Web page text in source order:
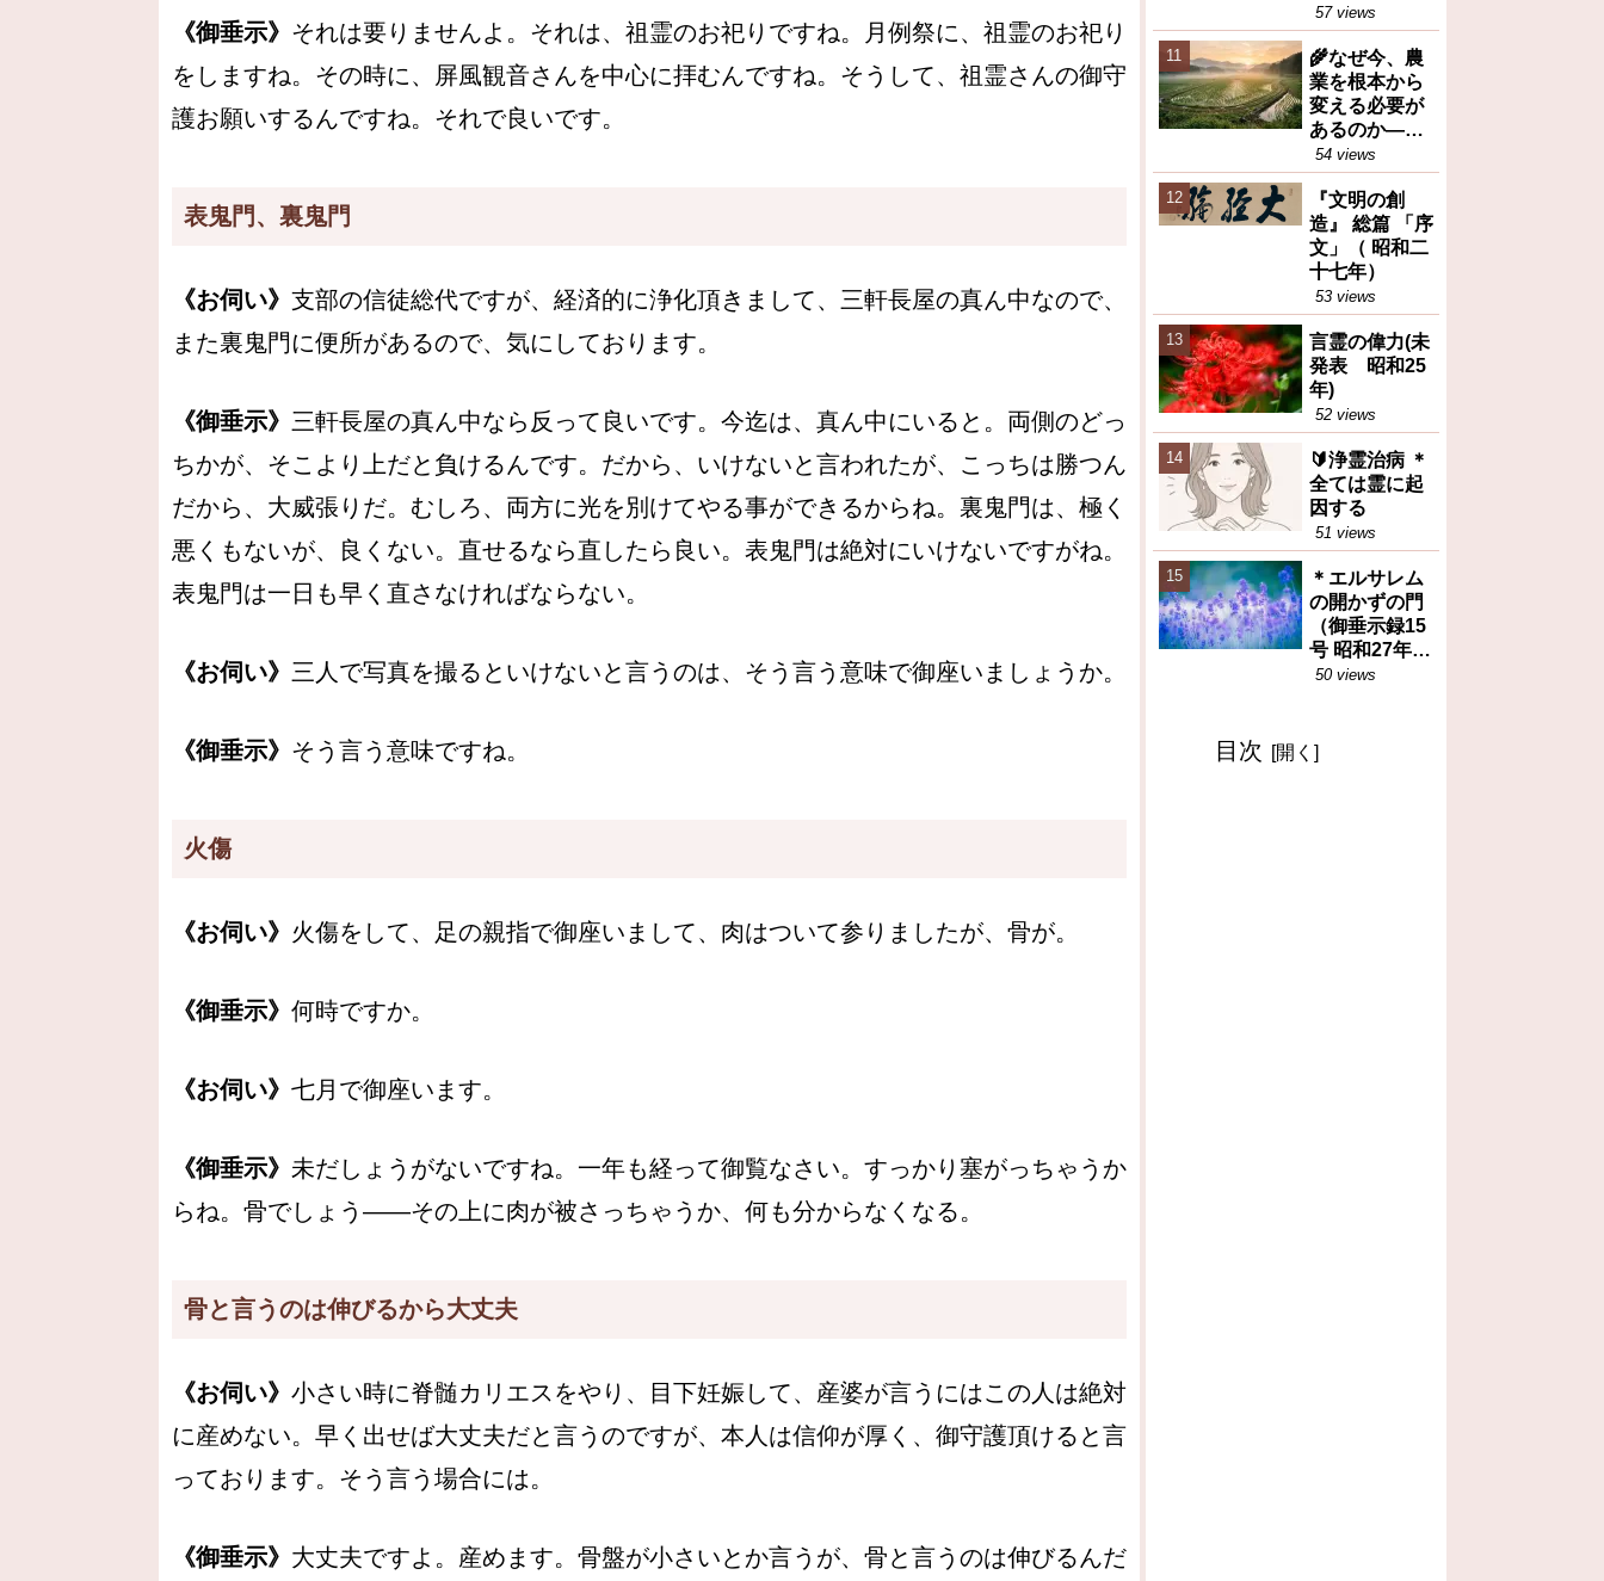
《御垂示》 それは要りませんよ。それは、祖霊のお祀りですね。月例祭に、祖霊のお祀り
をしますね。その時に、屏風観音さんを中心に拝むんですね。そうして、祖霊さんの御守
護お願いするんですね。それで良いです。
表鬼門、裏鬼門
《お伺い》 支部の信徒総代ですが、経済的に浄化頂きまして、三軒長屋の真ん中なので、
また裏鬼門に便所があるので、気にしております。
《御垂示》 三軒長屋の真ん中なら反って良いです。今迄は、真ん中にいると。両側のどっ
ちかが、そこより上だと負けるんです。だから、いけないと言われたが、こっちは勝つん
だから、大威張りだ。むしろ、両方に光を別けてやる事ができるからね。裏鬼門は、極く
悪くもないが、良くない。直せるなら直したら良い。表鬼門は絶対にいけないですがね。
表鬼門は一日も早く直さなければならない。
《お伺い》 三人で写真を撮るといけないと言うのは、そう言う意味で御座いましょうか。
《御垂示》 そう言う意味ですね。
火傷
《お伺い》 火傷をして、足の親指で御座いまして、肉はついて参りましたが、骨が。
《御垂示》 何時ですか。
《お伺い》 七月で御座います。
《御垂示》 未だしょうがないですね。一年も経って御覧なさい。すっかり塞がっちゃうか
らね。骨でしょう――その上に肉が被さっちゃうか、何も分からなくなる。
骨と言うのは伸びるから大丈夫
《お伺い》 小さい時に脊髄カリエスをやり、目下妊娠して、産婆が言うにはこの人は絶対
に産めない。早く出せば大丈夫だと言うのですが、本人は信仰が厚く、御守護頂けると言
っております。そう言う場合には。
《御垂示》 大丈夫ですよ。産めます。骨盤が小さいとか言うが、骨と言うのは伸びるんだ
国31号 昭和26
年12月25日）
57 views
🌾なぜ今、農
業を根本から
変える必要が
あるのか――
岡田茂吉が訴
えた食糧問題
の本質（トピ
ックス）
54 views
『文明の創
造』 総篇 「序
文」（ 昭和二
十七年）
53 views
言霊の偉力(未
発表 昭和25
年)
52 views
🔰浄霊治病 ＊
全ては霊に起
因する
51 views
＊エルサレム
の開かずの門
（御垂示録15
号 昭和27年11
月1日②）再
50 views
目次